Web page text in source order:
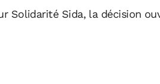
Solidarité Sida, la décision